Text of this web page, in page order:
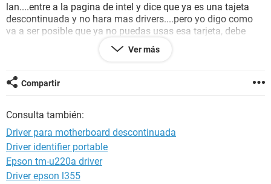
lan....entre a la pagina de intel y dice que ya es una tajeta
descontinuada y no hara mas drivers....pero yo digo como
va a ser posible que ya no puedas usas esa tarjeta, debe
haber algun driver disponible de otro fabricante no??
configurar, pero en el area de notificacion, me aparece la
pantallita con un simbolito de exclamacion, seña de que no
driver ralink...
alguna ayuda???...gracias!
Ver más
Compartir
Consulta también:
Driver para motherboard descontinuada
Driver identifier portable
Epson tm-u220a driver
Driver epson l355